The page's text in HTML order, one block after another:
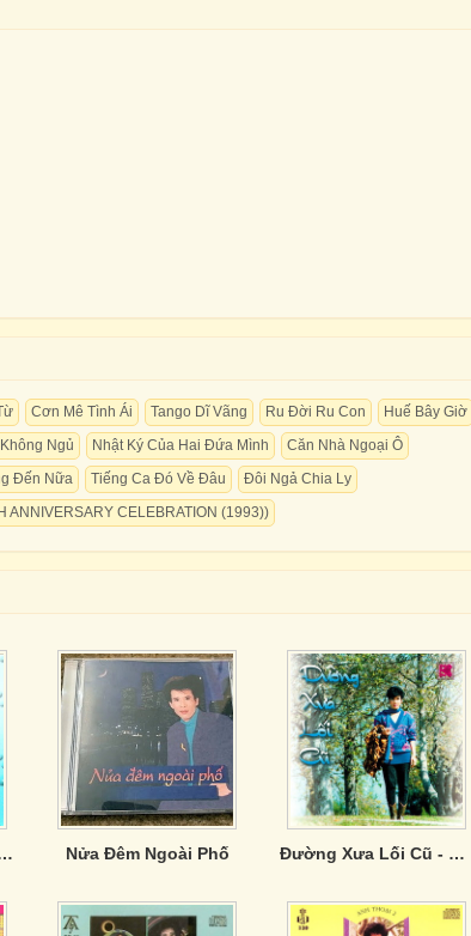
Cơn Mê Tình Ái Tango Dĩ Vãng Ru Đời Ru Con
Huế Bây Giờ
Ngủ Nhật Ký Của Hai Đứa Mình
Căn Nhà Ngoại Ô
Đến Nữa Tiếng Ca Đó Về Đâu
Đôi Ngả Chia Ly
ANNIVERSARY CELEBRATION (1993))
Trúc Phương Nửa Đêm Ngoài Phố Đường Xưa Lối Cũ - CD014